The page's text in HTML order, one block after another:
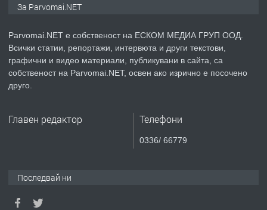
преди 1 година
ПРЕДЛАГА Уроци по Математика
За Parvomai.NET
Parvomai.NET е собственост на ЕСКОМ МЕДИА ГРУП ООД.
Всички статии, репортажи, интервюта и други текстови,
графични и видео материали, публикувани в сайта, са
собственост на Parvomai.NET, освен ако изрично е посочено
друго.
Главен редактор Телефони
0336/ 66779
Последвай ни